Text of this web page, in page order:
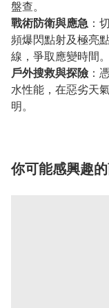
盤查。
戰術防衛與應急 ：
頻爆閃點射及極亮
線，爭取應變時間。
戶外搜救與探險 ：
水性能，在惡劣天
明。
你可能感興趣